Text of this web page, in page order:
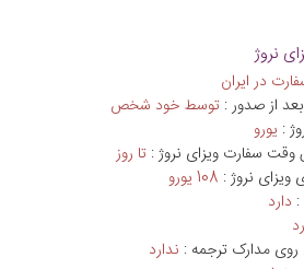
نروژ
در ایران
از صدور : توسط خود شخص
: يورو
سفارت ویزای نروژ : تا روز
ویزای نروژ : 108 يورو
: دارد
روی مدارک ترجمه : ندارد